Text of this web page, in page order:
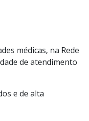
médicas, na Rede
de atendimento
e de alta